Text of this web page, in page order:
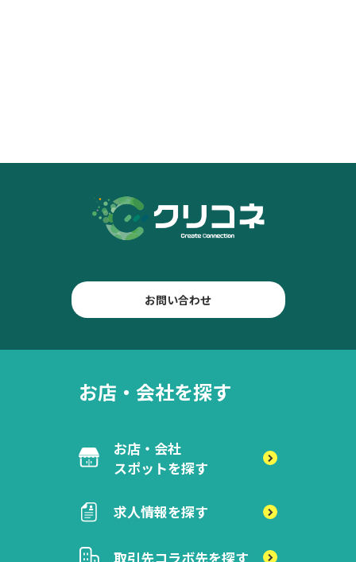
お問い合わせ
お店・会社を探す
お店・会社
スポットを探す
求人情報を探す
取引先コラボ先を探す